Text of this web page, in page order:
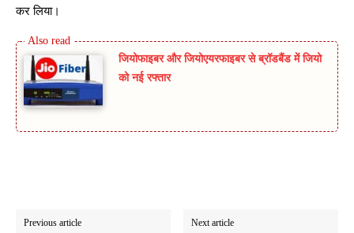
कर लिया।
जियोफाइबर और जियोएयरफाइबर से ब्रॉडबैंड में जियो
को नई रफ्तार
Previous article Next article